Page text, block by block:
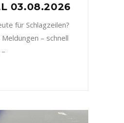
03.08.2026
für Schlagzeilen?
– schnell